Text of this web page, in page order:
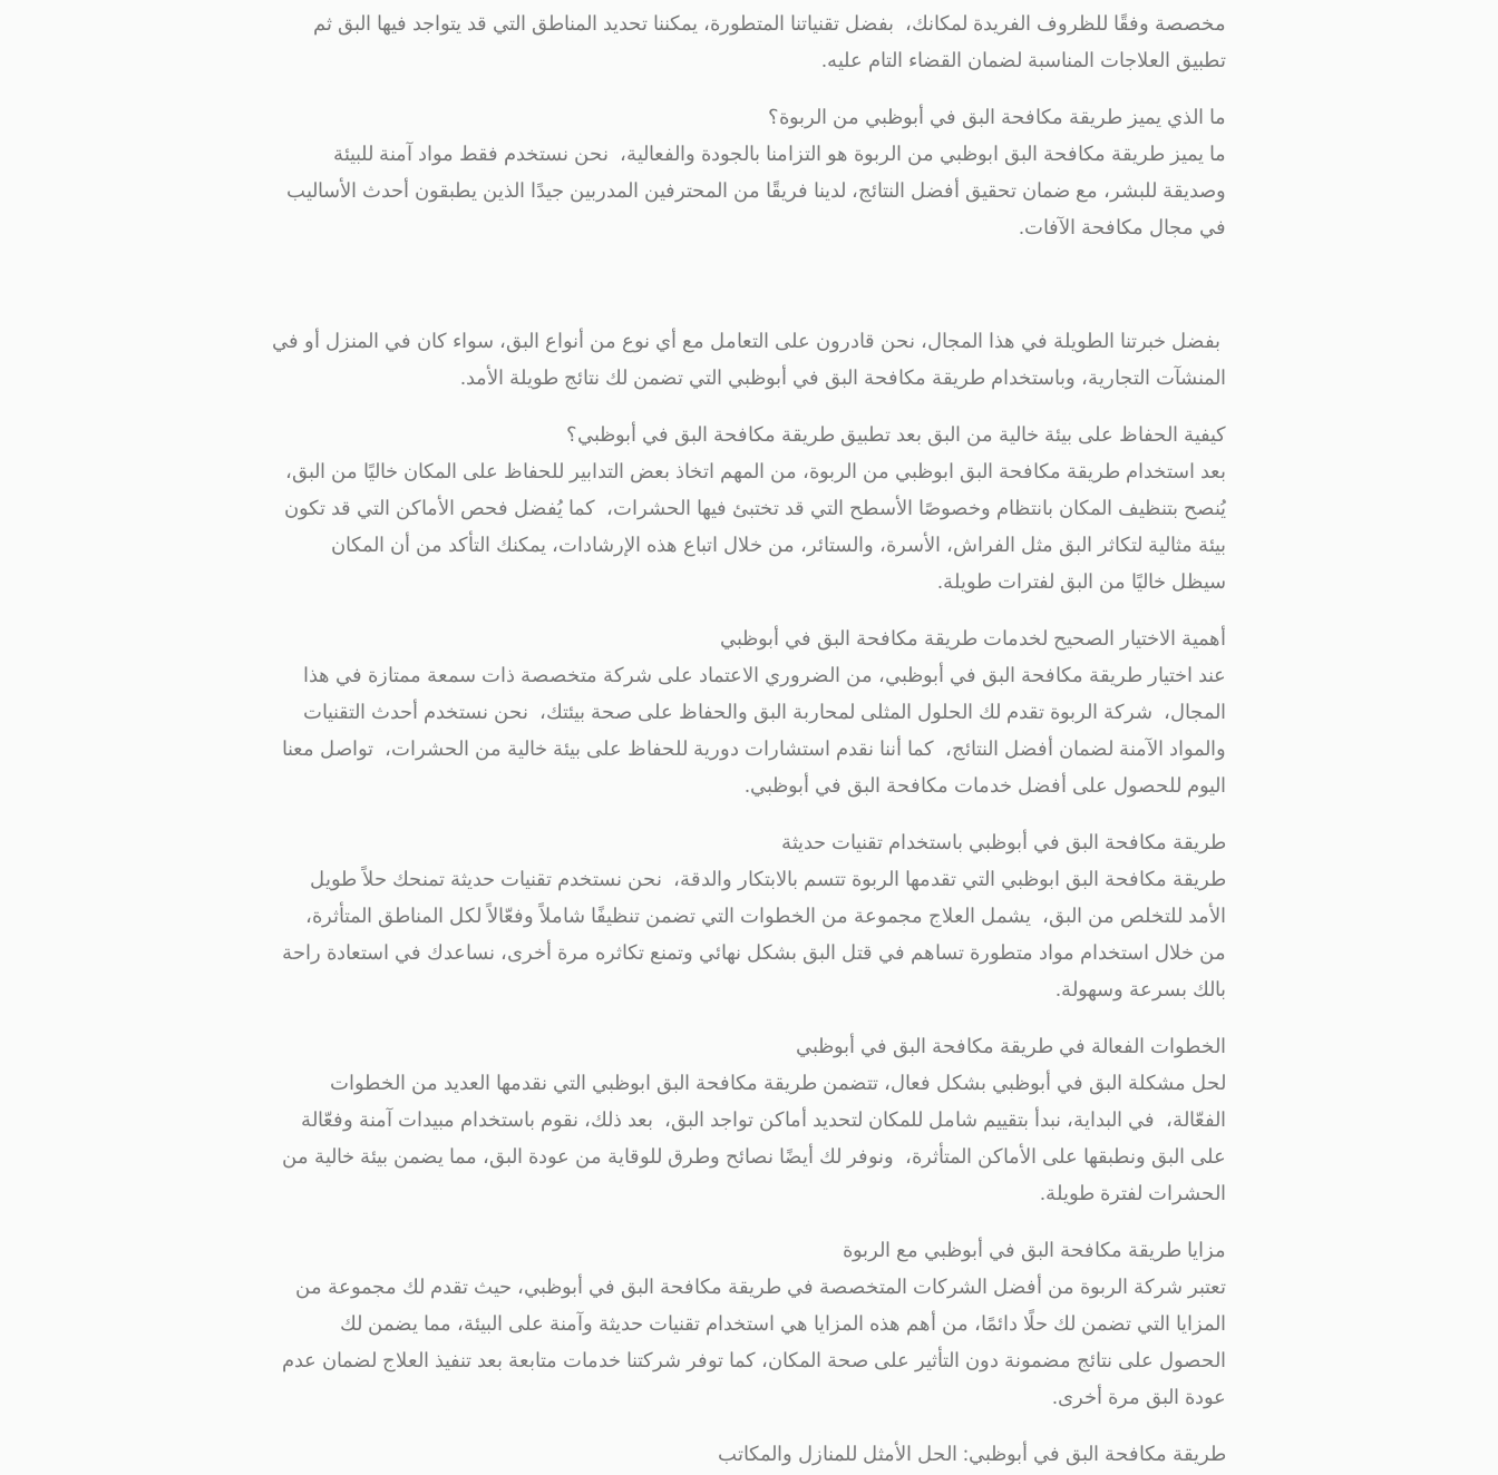
مخصصة وفقًا للظروف الفريدة لمكانك، بفضل تقنياتنا المتطورة، يمكننا تحديد المناطق التي قد يتواجد فيها البق ثم
تطبيق العلاجات المناسبة لضمان القضاء التام عليه.
ما الذي يميز طريقة مكافحة البق في أبوظبي من الربوة؟
ما يميز طريقة مكافحة البق ابوظبي من الربوة هو التزامنا بالجودة والفعالية، نحن نستخدم فقط مواد آمنة للبيئة
وصديقة للبشر، مع ضمان تحقيق أفضل النتائج، لدينا فريقًا من المحترفين المدربين جيدًا الذين يطبقون أحدث الأساليب
في مجال مكافحة الآفات.
بفضل خبرتنا الطويلة في هذا المجال، نحن قادرون على التعامل مع أي نوع من أنواع البق، سواء كان في المنزل أو في
المنشآت التجارية، وباستخدام طريقة مكافحة البق في أبوظبي التي تضمن لك نتائج طويلة الأمد.
كيفية الحفاظ على بيئة خالية من البق بعد تطبيق طريقة مكافحة البق في أبوظبي؟
بعد استخدام طريقة مكافحة البق ابوظبي من الربوة، من المهم اتخاذ بعض التدابير للحفاظ على المكان خاليًا من البق،
يُنصح بتنظيف المكان بانتظام وخصوصًا الأسطح التي قد تختبئ فيها الحشرات، كما يُفضل فحص الأماكن التي قد تكون
بيئة مثالية لتكاثر البق مثل الفراش، الأسرة، والستائر، من خلال اتباع هذه الإرشادات، يمكنك التأكد من أن المكان
سيظل خاليًا من البق لفترات طويلة.
أهمية الاختيار الصحيح لخدمات طريقة مكافحة البق في أبوظبي
عند اختيار طريقة مكافحة البق في أبوظبي، من الضروري الاعتماد على شركة متخصصة ذات سمعة ممتازة في هذا
المجال، شركة الربوة تقدم لك الحلول المثلى لمحاربة البق والحفاظ على صحة بيئتك، نحن نستخدم أحدث التقنيات
والمواد الآمنة لضمان أفضل النتائج، كما أننا نقدم استشارات دورية للحفاظ على بيئة خالية من الحشرات، تواصل معنا
اليوم للحصول على أفضل خدمات مكافحة البق في أبوظبي.
طريقة مكافحة البق في أبوظبي باستخدام تقنيات حديثة
طريقة مكافحة البق ابوظبي التي تقدمها الربوة تتسم بالابتكار والدقة، نحن نستخدم تقنيات حديثة تمنحك حلاً طويل
الأمد للتخلص من البق، يشمل العلاج مجموعة من الخطوات التي تضمن تنظيفًا شاملاً وفعّالاً لكل المناطق المتأثرة،
من خلال استخدام مواد متطورة تساهم في قتل البق بشكل نهائي وتمنع تكاثره مرة أخرى، نساعدك في استعادة راحة
بالك بسرعة وسهولة.
الخطوات الفعالة في طريقة مكافحة البق في أبوظبي
لحل مشكلة البق في أبوظبي بشكل فعال، تتضمن طريقة مكافحة البق ابوظبي التي نقدمها العديد من الخطوات
الفعّالة، في البداية، نبدأ بتقييم شامل للمكان لتحديد أماكن تواجد البق، بعد ذلك، نقوم باستخدام مبيدات آمنة وفعّالة
على البق ونطبقها على الأماكن المتأثرة، ونوفر لك أيضًا نصائح وطرق للوقاية من عودة البق، مما يضمن بيئة خالية من
الحشرات لفترة طويلة.
مزايا طريقة مكافحة البق في أبوظبي مع الربوة
تعتبر شركة الربوة من أفضل الشركات المتخصصة في طريقة مكافحة البق في أبوظبي، حيث تقدم لك مجموعة من
المزايا التي تضمن لك حلًا دائمًا، من أهم هذه المزايا هي استخدام تقنيات حديثة وآمنة على البيئة، مما يضمن لك
الحصول على نتائج مضمونة دون التأثير على صحة المكان، كما توفر شركتنا خدمات متابعة بعد تنفيذ العلاج لضمان عدم
عودة البق مرة أخرى.
طريقة مكافحة البق في أبوظبي: الحل الأمثل للمنازل والمكاتب